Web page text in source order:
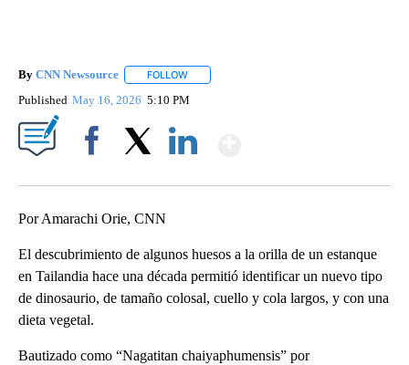
By CNN Newsource FOLLOW
Published May 16, 2026 5:10 PM
Por Amarachi Orie, CNN
El descubrimiento de algunos huesos a la orilla de un estanque
en Tailandia hace una década permitió identificar un nuevo tipo
de dinosaurio, de tamaño colosal, cuello y cola largos, y con una
dieta vegetal.
Bautizado como “Nagatitan chaiyaphumensis” por